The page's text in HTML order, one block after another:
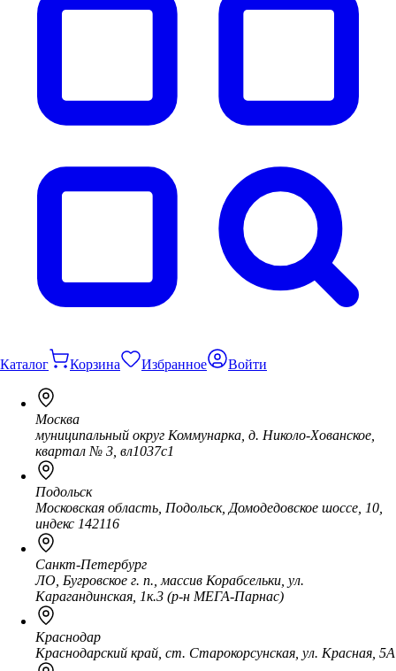
Каталог Корзина Избранное Войти
Москва
муниципальный округ Коммунарка, д. Николо-Хованское,
квартал № 3, вл1037с1
Подольск
Московская область, Подольск, Домодедовское шоссе, 10,
индекс 142116
Санкт-Петербург
ЛО, Бугровское г. п., массив Корабсельки, ул.
Карагандинская, 1к.3 (р-н МЕГА-Парнас)
Краснодар
Краснодарский край, ст. Старокорсунская, ул. Красная, 5А